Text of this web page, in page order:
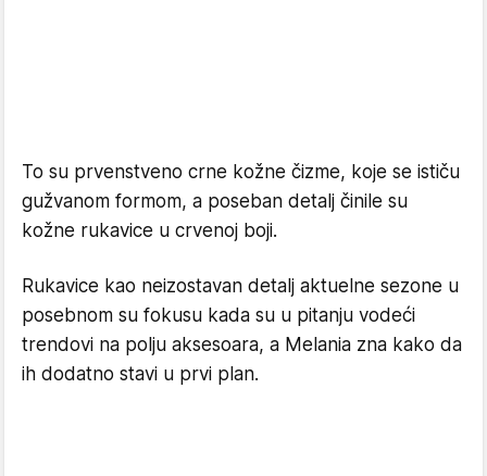
To su prvenstveno crne kožne čizme, koje se ističu
gužvanom formom, a poseban detalj činile su
kožne rukavice u crvenoj boji.
Rukavice kao neizostavan detalj aktuelne sezone u
posebnom su fokusu kada su u pitanju vodeći
trendovi na polju aksesoara, a Melania zna kako da
ih dodatno stavi u prvi plan.